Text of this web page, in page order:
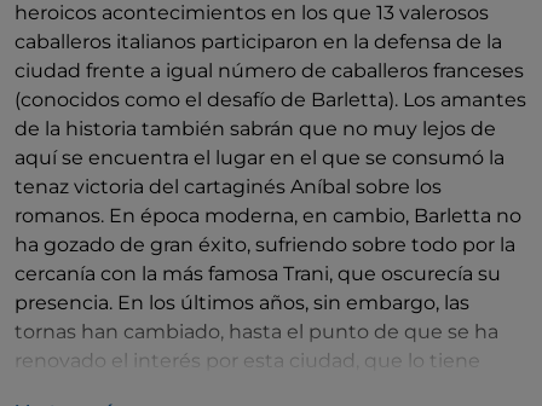
heroicos acontecimientos en los que 13 valerosos
caballeros italianos participaron en la defensa de la
ciudad frente a igual número de caballeros franceses
(conocidos como el desafío de Barletta). Los amantes
de la historia también sabrán que no muy lejos de
aquí se encuentra el lugar en el que se consumó la
tenaz victoria del cartaginés Aníbal sobre los
romanos. En época moderna, en cambio, Barletta no
ha gozado de gran éxito, sufriendo sobre todo por la
cercanía con la más famosa Trani, que oscurecía su
presencia. En los últimos años, sin embargo, las
tornas han cambiado, hasta el punto de que se ha
renovado el interés por esta ciudad, que lo tiene